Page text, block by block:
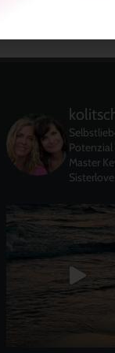
Master
Sisterlove